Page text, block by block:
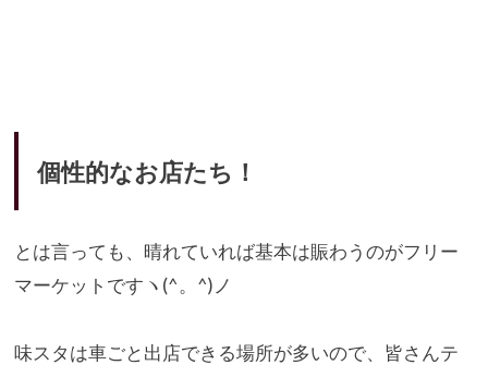
個性的なお店たち！
とは言っても、 晴れていれば基本は賑わうのがフリー
マーケットですヽ(^。^) ノ
味スタは車ごと出店できる場所が多いので、 皆さんテ